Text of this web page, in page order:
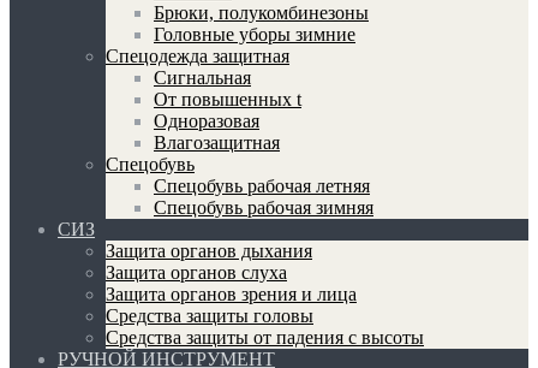
Брюки, полукомбинезоны
Головные уборы зимние
Спецодежда защитная
Сигнальная
От повышенных t
Одноразовая
Влагозащитная
Спецобувь
Спецобувь рабочая летняя
Спецобувь рабочая зимняя
СИЗ
Защита органов дыхания
Защита органов слуха
Защита органов зрения и лица
Средства защиты головы
Средства защиты от падения с высоты
РУЧНОЙ ИНСТРУМЕНТ